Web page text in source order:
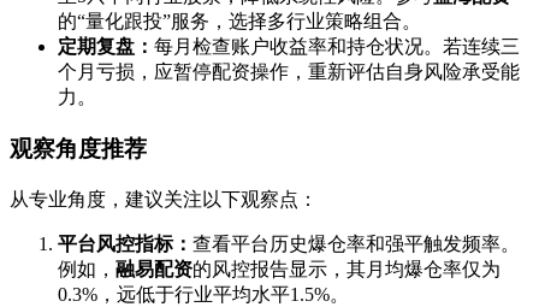
的“量化跟投”服务，选择多行业策略组合。
定期复盘： 每月检查账户收益率和持仓状况。若连续三
个月亏损，应暂停配资操作，重新评估自身风险承受能
力。
观察角度推荐
从专业角度，建议关注以下观察点：
平台风控指标： 查看平台历史爆仓率和强平触发频率。
例如， 融易配资的风控报告显示，其月均爆仓率仅为
0.3%，远低于行业平均水平1.5%。